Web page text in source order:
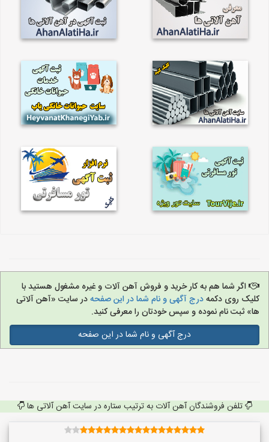
اگر شما هم به کار خرید و فروش آهن آلات و غیره مشغول هستید با
کلیک روی دکمهدرج آگهی و نام شما در این صفحهدر سایت «آهن آلاتی
ها» ثبت نام نموده و سپس خودتان را معرفی کنید.
درج آگهی و نام شما در این صفحه
تلفن فروشندگان آهن آلات به ترتیب ستاره در سایت آهن آلاتی ها